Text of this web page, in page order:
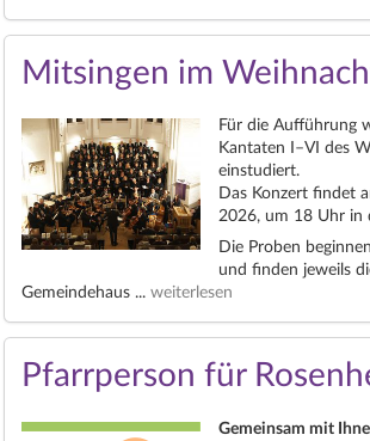
Mitsingen im
Für die Aufführung
Kantaten I–VI des
einstudiert.
Das Konzert findet
2026, um 18 Uhr in
Die Proben
und finden jeweils
Gemeindehaus ...weiterlesen
Pfarrperson für
Gemeinsam mit